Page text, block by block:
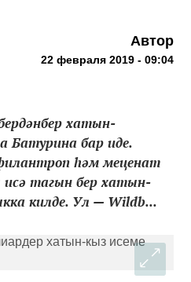
Автор
22 февраля 2019 - 09:04
хатын-
Батурина бар иде.
һәм меценат
исә тагын бер хатын-
килде. Ул — Wildb...